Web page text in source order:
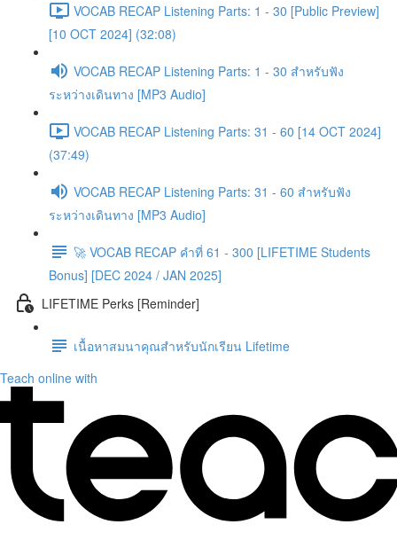
VOCAB RECAP Listening Parts: 1 - 30 [Public Preview]
[10 OCT 2024] (32:08)
VOCAB RECAP Listening Parts: 1 - 30 สำหรับฟัง
ระหว่างเดินทาง [MP3 Audio]
VOCAB RECAP Listening Parts: 31 - 60 [14 OCT 2024]
(37:49)
VOCAB RECAP Listening Parts: 31 - 60 สำหรับฟัง
ระหว่างเดินทาง [MP3 Audio]
🚀 VOCAB RECAP คำที่ 61 - 300 [LIFETIME Students
Bonus] [DEC 2024 / JAN 2025]
LIFETIME Perks [Reminder]
เนื้อหาสมนาคุณสำหรับนักเรียน Lifetime
Teach online with